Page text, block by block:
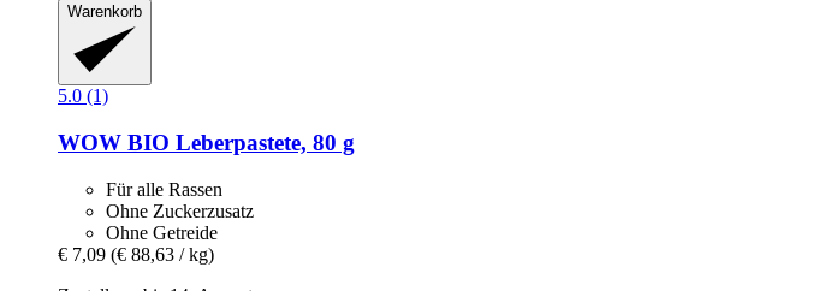
Warenkorb
5.0 (1)
WOW BIO Leberpastete, 80 g
Für alle Rassen
Ohne Zuckerzusatz
Ohne Getreide
€ 7,09 (€ 88,63 / kg)